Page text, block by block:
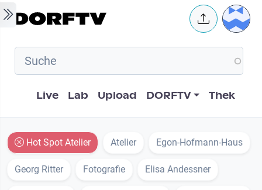
Skip to main content User
Hauptnavigation
Live Lab Upload DORFTV Thek
Hot Spot Atelier Atelier Egon-Hofmann-Haus
Georg Ritter Fotografie Elisa Andessner